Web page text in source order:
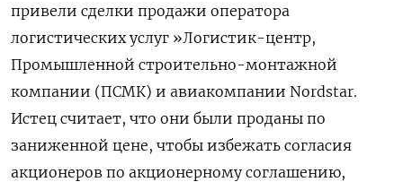
привели сделки продажи оператора
логистических услуг »Логистик-центр,
Промышленной строительно-монтажной
компании (ПСМК) и авиакомпании Nordstar.
Истец считает, что они были проданы по
заниженной цене, чтобы избежать согласия
акционеров по акционерному соглашению,